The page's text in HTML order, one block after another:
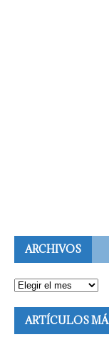
ARCHIVOS
ARTÍCULOS